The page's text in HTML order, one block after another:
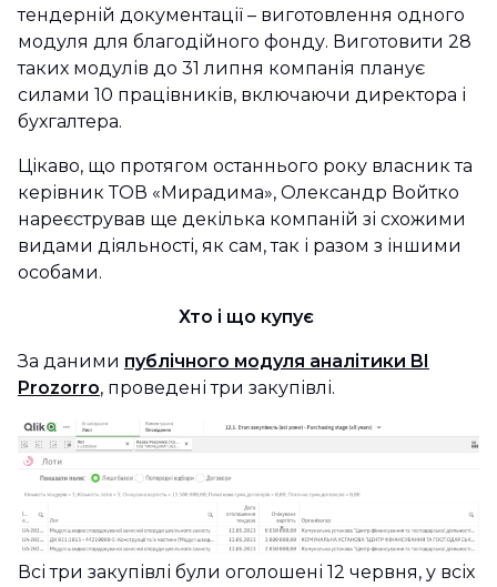
тендерній документації – виготовлення одного
модуля для благодійного фонду. Виготовити 28
таких модулів до 31 липня компанія планує
силами 10 працівників, включаючи директора і
бухгалтера.
Цікаво, що протягом останнього року власник та
керівник ТОВ «Мирадима», Олександр Войтко
нареєстрував ще декілька компаній зі схожими
видами діяльності, як сам, так і разом з іншими
особами.
Хто і що купує
За даними публічного модуля аналітики BI
Prozorro, проведені три закупівлі.
Всі три закупівлі були оголошені 12 червня, у всіх